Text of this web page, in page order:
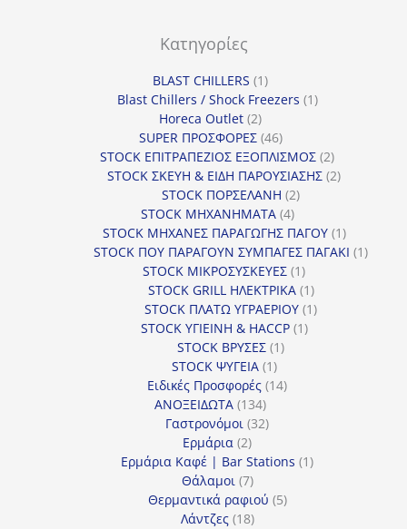
Κατηγορίες
BLAST CHILLERS 11
προϊόν
Blast Chillers / Shock Freezers 11
Horeca Outlet 22
προϊόντα
SUPER ΠΡΟΣΦΟΡΕΣ 4646
προϊόντα
STOCK ΕΠΙΤΡΑΠΕΖΙΟΣ ΕΞΟΠΛΙΣΜΟΣ 22
προϊόντα
STOCK ΣΚΕΥΗ & ΕΙΔΗ ΠΑΡΟΥΣΙΑΣΗΣ 22
STOCK ΠΟΡΣΕΛΑΝΗ 22
STOCK ΜΗΧΑΝΗΜΑΤΑ 44
προϊόντα
STOCK ΜΗΧΑΝΕΣ ΠΑΡΑΓΩΓΗΣ ΠΑΓΟΥ 11
προϊόν
STOCK ΠΟΥ ΠΑΡΑΓΟΥΝ ΣΥΜΠΑΓΕΣ ΠΑΓΑΚΙ 11
STOCK ΜΙΚΡΟΣΥΣΚΕΥΕΣ 11
προϊόν
STOCK GRILL ΗΛΕΚΤΡΙΚΑ 11
προϊόν
STOCK ΠΛΑΤΩ ΥΓΡΑΕΡΙΟΥ 11
STOCK ΥΓΙΕΙΝΗ & HACCP 11
STOCK ΒΡΥΣΕΣ 11
STOCK ΨΥΓΕΙΑ 11
προϊόν
Ειδικές Προσφορές 1414
ΑΝΟΞΕΙΔΩΤΑ 134134
προϊόντα
Γαστρονόμοι 3232
Ερμάρια 22
προϊόντα
Ερμάρια Καφέ | Bar Stations 11
Θάλαμοι 77
προϊόντα
Θερμαντικά ραφιού 55
Λάντζες 1818